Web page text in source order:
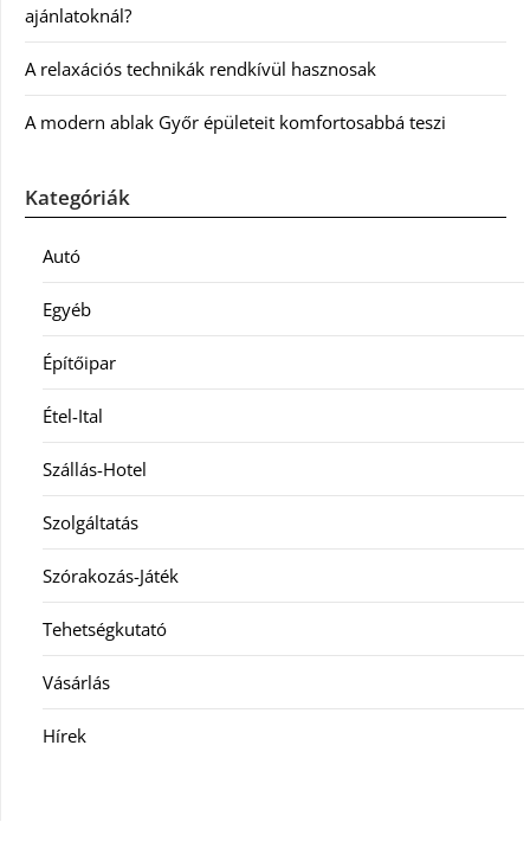
ajánlatoknál?
A relaxációs technikák rendkívül hasznosak
A modern ablak Győr épületeit komfortosabbá teszi
Kategóriák
Autó
Egyéb
Építőipar
Étel-Ital
Szállás-Hotel
Szolgáltatás
Szórakozás-Játék
Tehetségkutató
Vásárlás
Hírek